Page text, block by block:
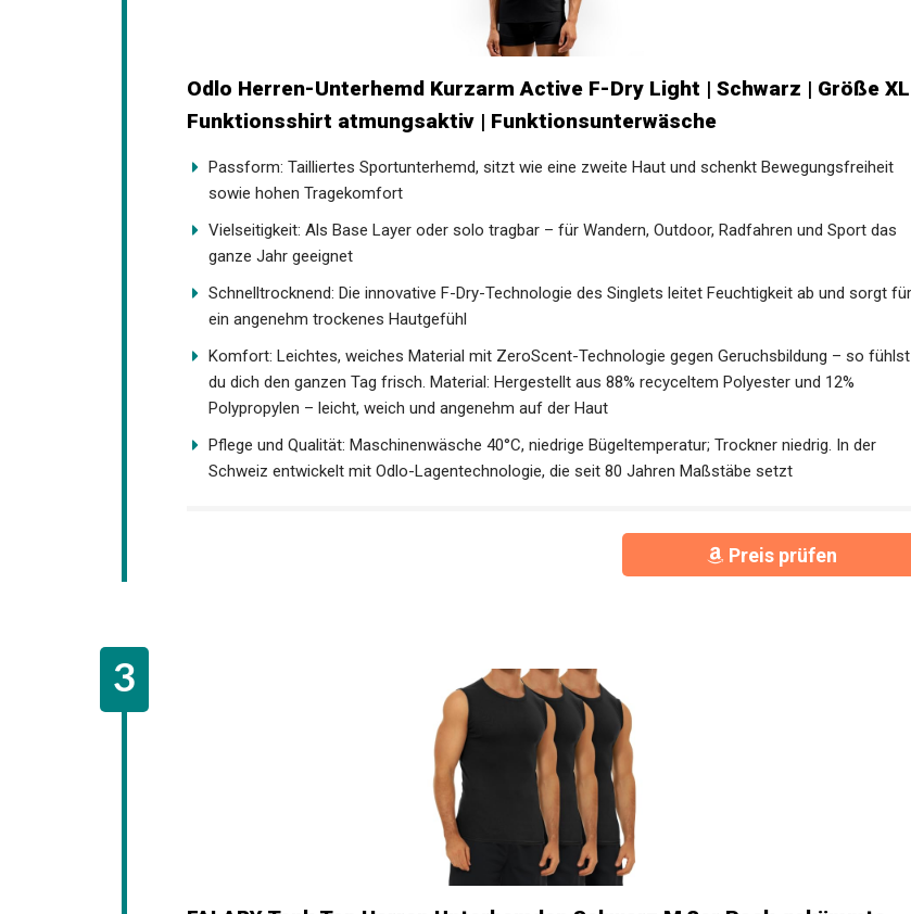
| Funktionsshirt atmungsaktiv | Funktionsunterwäsche
Passform: Tailliertes Sportunterhemd, sitzt wie eine zweite Haut und schenkt Bewegungsfreiheit
sowie hohen Tragekomfort
Vielseitigkeit: Als Base Layer oder solo tragbar – für Wandern, Outdoor, Radfahren und Sport das
ganze Jahr geeignet
Schnelltrocknend: Die innovative F-Dry-Technologie des Singlets leitet Feuchtigkeit ab und sorgt für
ein angenehm trockenes Hautgefühl
Komfort: Leichtes, weiches Material mit ZeroScent-Technologie gegen Geruchsbildung – so fühlst
du dich den ganzen Tag frisch. Material: Hergestellt aus 88% recyceltem Polyester und 12%
Polypropylen – leicht, weich und angenehm auf der Haut
Schweiz entwickelt mit Odlo-Lagentechnologie, die seit 80 Jahren Maßstäbe setzt